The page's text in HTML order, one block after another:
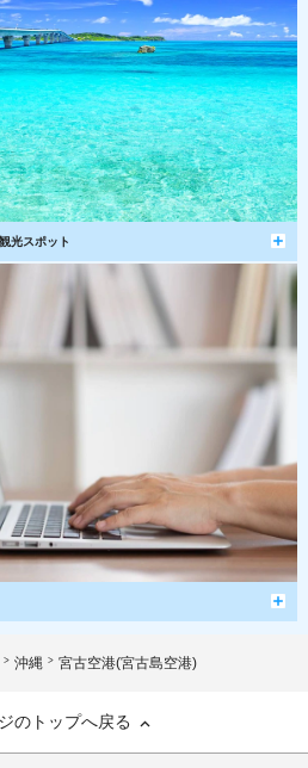
光スポット
沖縄 宮古空港(宮古島空港)
のトップへ戻る